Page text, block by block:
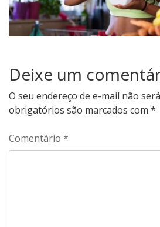
Deixe um
O seu endereço de e-mail não
obrigatórios são marcados com *
Comentário *